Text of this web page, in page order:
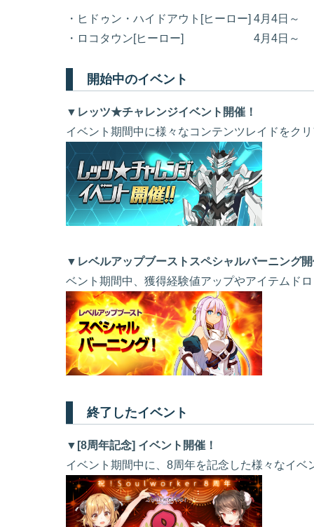
・ヒドゥン・ハイドアウト[ヒーロー] 4月4日～
・ロコタウン[ヒーロー] 4月4日～
開始中のイベント
▼レッツ★チャレンジイベント開催！
イベント期間中に様々なコンテンツレイドをク
▼レベルアップブーストスペシャルバーニング
ベント期間中、獲得経験値アップやアイテムド
終了したイベント
▼[8周年記念] イベント開催！
イベント期間中に、8周年を記念した様々なイ